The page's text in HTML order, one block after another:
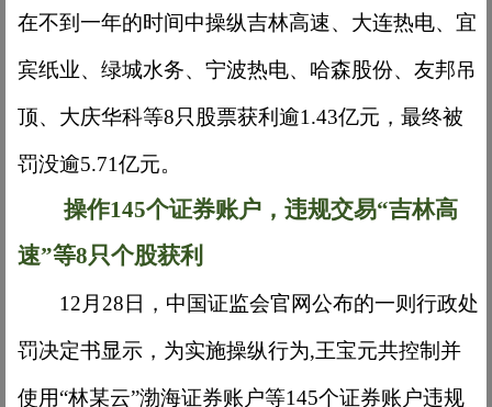
在不到一年的时间中操纵吉林高速、大连热电、宜
宾纸业、绿城水务、宁波热电、哈森股份、友邦吊
顶、大庆华科等8只股票获利逾1.43亿元，最终被
罚没逾5.71亿元。
操作145个证券账户，违规交易“吉林高
速”等8只个股获利
12月28日，中国证监会官网公布的一则行政处
罚决定书显示，为实施操纵行为,王宝元共控制并
使用“林某云”渤海证券账户等145个证券账户违规